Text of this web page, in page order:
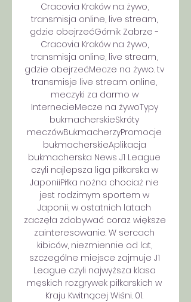
Cracovia Kraków na żywo,
transmisja online, live stream,
gdzie obejrzeć﻿Górnik Zabrze -
Cracovia Kraków na żywo,
transmisja online, live stream,
gdzie obejrzećMecze na żywo. tv
transmisje live stream online,
meczyki za darmo w
InternecieMecze na żywoTypy
bukmacherskieSkróty
meczówBukmacherzyPromocje
bukmacherskieAplikacja
bukmacherska News J1 League
czyli najlepsza liga piłkarska w
JaponiiPiłka nożna chociaż nie
jest rodzimym sportem w
Japonii, w ostatnich latach
zaczęła zdobywać coraz większe
zainteresowanie. W sercach
kibiców, niezmiennie od lat,
szczególne miejsce zajmuje J1
League czyli najwyższa klasa
męskich rozgrywek piłkarskich w
Kraju Kwitnącej Wiśni. 01.